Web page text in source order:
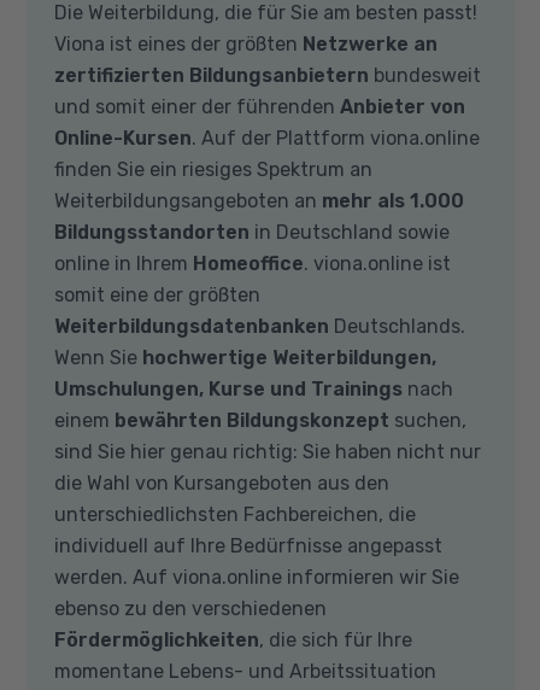
Die Weiterbildung, die für Sie am besten passt!
Viona ist eines der größten Netzwerke an
zertifizierten Bildungsanbietern bundesweit
und somit einer der führenden Anbieter von
Online-Kursen. Auf der Plattform viona.online
finden Sie ein riesiges Spektrum an
Weiterbildungsangeboten an mehr als 1.000
Bildungsstandorten in Deutschland sowie
online in Ihrem Homeoffice. viona.online ist
somit eine der größten
Weiterbildungsdatenbanken Deutschlands.
Wenn Sie hochwertige Weiterbildungen,
Umschulungen, Kurse und Trainings nach
einem bewährten Bildungskonzept suchen,
sind Sie hier genau richtig: Sie haben nicht nur
die Wahl von Kursangeboten aus den
unterschiedlichsten Fachbereichen, die
individuell auf Ihre Bedürfnisse angepasst
werden. Auf viona.online informieren wir Sie
ebenso zu den verschiedenen
Fördermöglichkeiten, die sich für Ihre
momentane Lebens- und Arbeitssituation